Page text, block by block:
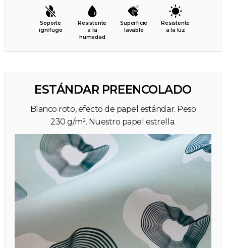
Soporte
ignífugo
Resistente
a la
humedad
Superficie
lavable
Resistente
a la luz
ESTÁNDAR PREENCOLADO
Blanco roto, efecto de papel estándar. Peso
230 g/m². Nuestro papel estrella.